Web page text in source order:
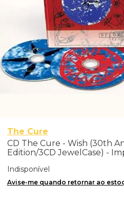
The Cure
CD The Cure - Wish (30th
Edition/3CD JewelCase) -
Indisponível
Avise-me quando retornar ao